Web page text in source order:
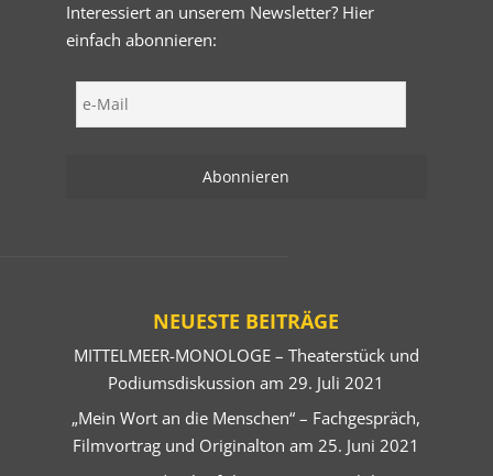
Interessiert an unserem Newsletter? Hier
einfach abonnieren:
NEUESTE BEITRÄGE
MITTELMEER-MONOLOGE – Theaterstück und
Podiumsdiskussion am 29. Juli 2021
„Mein Wort an die Menschen“ – Fachgespräch,
Filmvortrag und Originalton am 25. Juni 2021